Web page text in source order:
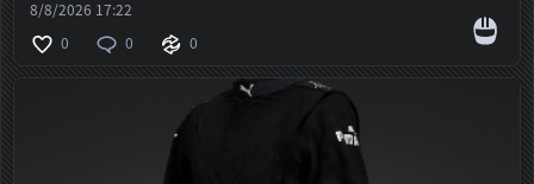
8/8/2026 17:22
0
0 0